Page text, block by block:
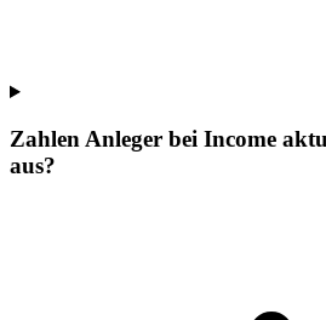
Zahlen Anleger bei Income
aus?